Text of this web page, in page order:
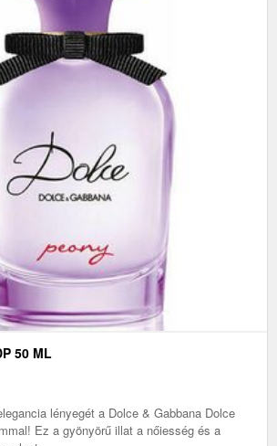
50 ML
lényegét a Dolce & Gabbana Dolce
Ez a gyönyörű illat a nőiesség és a